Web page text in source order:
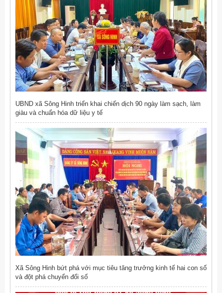
UBND xã Sông Hinh triển khai chiến dịch 90 ngày làm sạch, làm
giàu và chuẩn hóa dữ liệu y tế
Xã Sông Hinh bứt phá với mục tiêu tăng trưởng kinh tế hai con số
và đột phá chuyển đổi số